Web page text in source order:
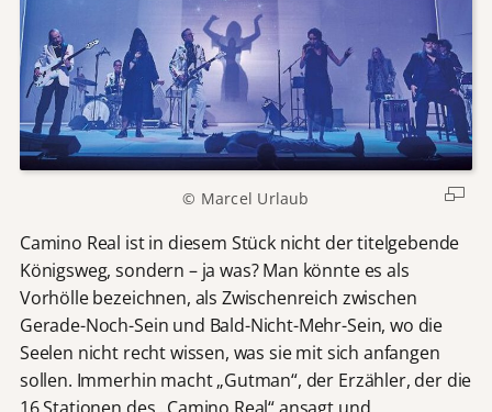
© Marcel Urlaub
Camino Real ist in diesem Stück nicht der titelgebende
Königsweg, sondern – ja was? Man könnte es als
Vorhölle bezeichnen, als Zwischenreich zwischen
Gerade-Noch-Sein und Bald-Nicht-Mehr-Sein, wo die
Seelen nicht recht wissen, was sie mit sich anfangen
sollen. Immerhin macht „Gutman“, der Erzähler, der die